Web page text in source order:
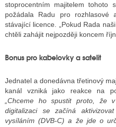
TELEVIZE
VYSÍLAČE
INTERNET
RÁDIA
stoprocentním majitelem tohoto
požádala Radu pro
stávající licence. „Pokud Rada
chtěli zahájit nejpozději koncem
Bonus pro kabelovky a satelit
Jednatel a donedávna třetinový
kanál vzniká jako reakce na
„Chceme ho spustit proto, že
digitalizaci se začíná
vysíláním (DVB-C) a že jde o